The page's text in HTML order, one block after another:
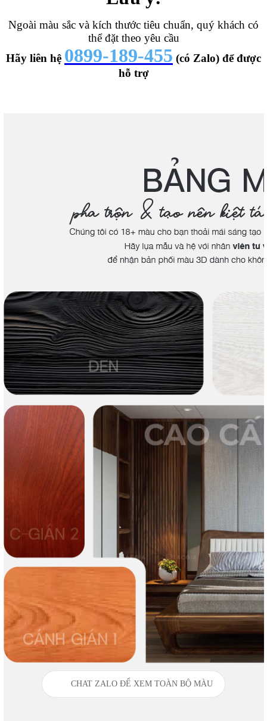
Ngoài màu sắc và kích thước tiêu chuẩn, quý khách có
thể đặt theo yêu cầu
Hãy liên hệ 0899-189-455 (có Zalo) để được
hỗ trợ
CHAT ZALO ĐỂ XEM TOÀN BỘ MÀU